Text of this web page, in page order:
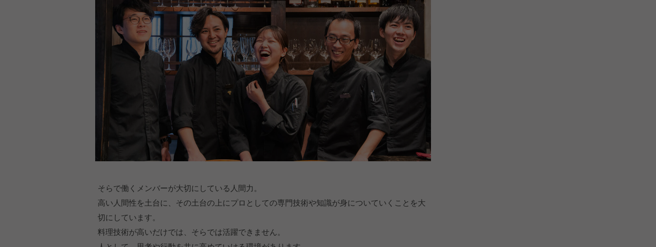
そらで働くメンバーが大切にしている人間力。
高い人間性を土台に、その土台の上にプロとしての専門技術や知識が身についていくことを大
切にしています。
料理技術が高いだけでは、そらでは活躍できません。